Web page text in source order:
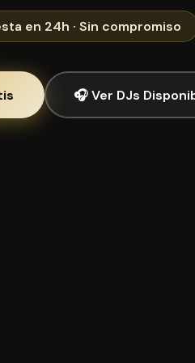
en 24h · Sin compromiso
🎧 Ver DJs